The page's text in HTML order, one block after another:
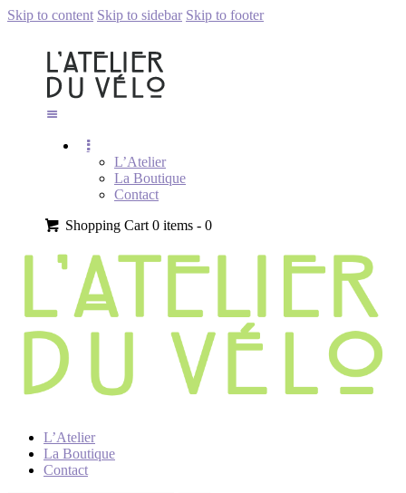
Skip to content Skip to sidebar Skip to footer
L’Atelier
La Boutique
Contact
Shopping Cart 0 items -0
L’Atelier
La Boutique
Contact